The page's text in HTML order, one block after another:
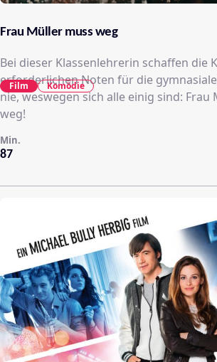
Frau Müller muss weg
Bei dieser Klassenlehrerin schaffen die
erforderlichen Noten für die
nie, weswegen sich alle einig sind: Frau
weg!
87
Min.
Film Komödie